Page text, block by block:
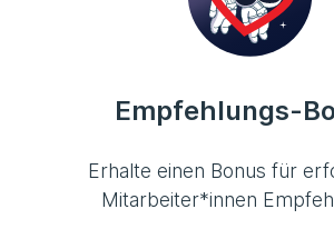
Empfehlungs-
Erhalte einen Bonus für
Mitarbeiter*innen